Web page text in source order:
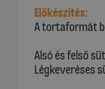
Előkészítés:
A tortaformát
Alsó és felső
Légkeveréses